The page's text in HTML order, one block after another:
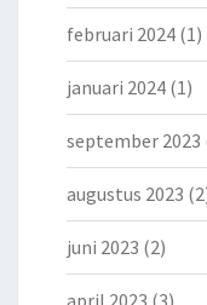
februari 2024 (1)
januari 2024 (1)
september 2023
augustus 2023
juni 2023 (2)